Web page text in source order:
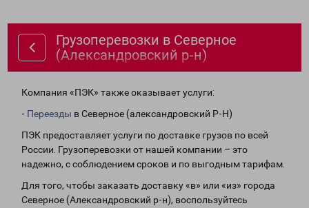
Грузоперевозки в Северное
(Александровский р-н)
Компания «ПЭК» также оказывает услуги:
- Переезды в Северное (александровский Р-Н)
ПЭК предоставляет услуги по доставке грузов по всей
России. Грузоперевозки от нашей компании – это
надежно, с соблюдением сроков и по выгодным тарифам.
Для того, чтобы заказать доставку «в» или «из» города
Северное (Александровский р-н), воспользуйтесь